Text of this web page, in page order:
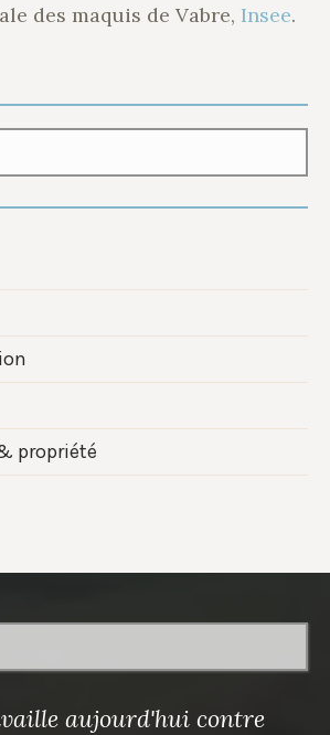
des maquis de Vabre, Insee.
propriété
aujourd'hui contre